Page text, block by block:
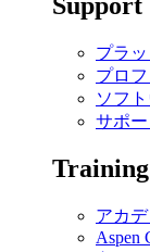
プラ
プロ
ソフ
サポ
Training
アカ
Aspen